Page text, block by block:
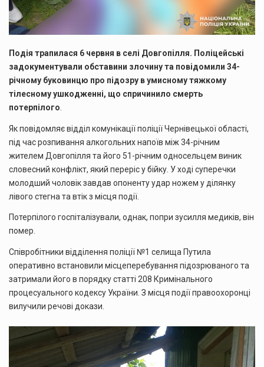
Подія трапилася 6 червня в селі Довгопілля. Поліцейські
задокументували обставини злочину та повідомили 34-
річному буковинцю про підозру в умисному тяжкому
тілесному ушкодженні, що спричинило смерть
потерпілого
Як повідомляє відділ комунікації поліції Чернівецької області,
під час розпивання алкогольних напоїв між 34-річним
жителем Довгопілля та його 51-річним односельцем виник
словесний конфлікт, який переріс у бійку. У ході суперечки
молодший чоловік завдав опоненту удар ножем у ділянку
лівого стегна та втік з місця події.
Потерпілого госпіталізували, однак, попри зусилля медиків, він
помер.
Співробітники відділення поліції №1 селища Путила
оперативно встановили місцеперебування підозрюваного та
затримали його в порядку статті 208 Кримінального
процесуального кодексу України. З місця події правоохоронці
вилучили речові докази.